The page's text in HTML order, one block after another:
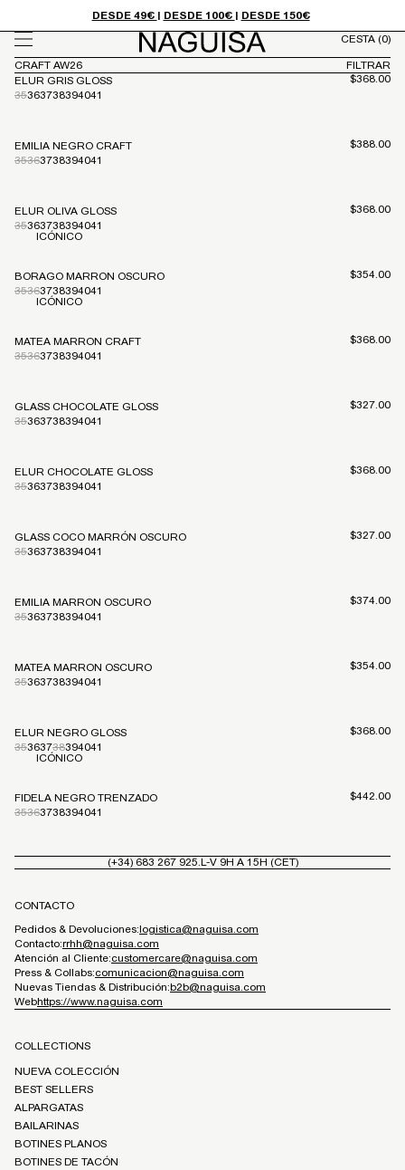
directamente
al contenido
DESDE 49€ |DESDE 100€ |DESDE 150€
CESTA (0)
CRAFT AW26
FILTRAR
ELUR GRIS GLOSS
35363738394041
Precio
$368.00
EMILIA NEGRO CRAFT
35363738394041
Precio
$388.00
ICÓNICO
ELUR OLIVA GLOSS
35363738394041
Precio
$368.00
ICÓNICO
BORAGO MARRON OSCURO
35363738394041
Precio
$354.00
MATEA MARRON CRAFT
35363738394041
Precio
$368.00
GLASS CHOCOLATE GLOSS
35363738394041
Precio
$327.00
ELUR CHOCOLATE GLOSS
35363738394041
Precio
$368.00
GLASS COCO MARRÓN OSCURO
35363738394041
Precio
$327.00
EMILIA MARRON OSCURO
35363738394041
Precio
$374.00
MATEA MARRON OSCURO
35363738394041
Precio
$354.00
ICÓNICO
ELUR NEGRO GLOSS
35363738394041
Precio
$368.00
FIDELA NEGRO TRENZADO
35363738394041
Precio
$442.00
(+34) 683 267 925.L-V 9H A 15H (CET)
CONTACTO
Pedidos & Devoluciones:logistica@naguisa.com
Contacto:rrhh@naguisa.com
Atención al Cliente:customercare@naguisa.com
Press & Collabs:comunicacion@naguisa.com
Nuevas Tiendas & Distribución:b2b@naguisa.com
Webhttps://www.naguisa.com
COLLECTIONS
NUEVA COLECCIÓN
BEST SELLERS
ALPARGATAS
BAILARINAS
BOTINES PLANOS
BOTINES DE TACÓN